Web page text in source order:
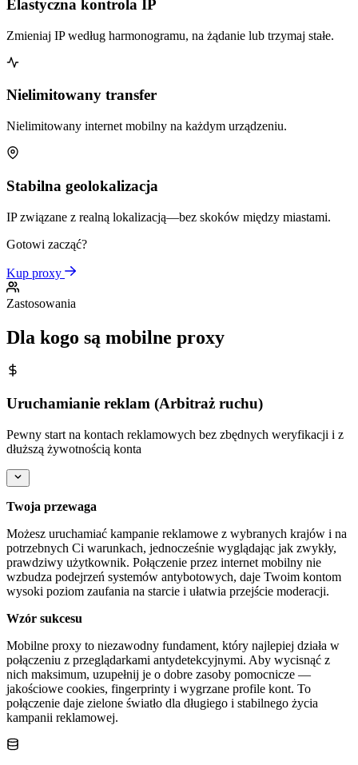
Elastyczna kontrola IP
Zmieniaj IP według harmonogramu, na żądanie lub trzymaj stałe.
Nielimitowany transfer
Nielimitowany internet mobilny na każdym urządzeniu.
Stabilna geolokalizacja
IP związane z realną lokalizacją—bez skoków między miastami.
Gotowi zacząć?
Kup proxy
Zastosowania
Dla kogo są mobilne proxy
Uruchamianie reklam (Arbitraż ruchu)
Pewny start na kontach reklamowych bez zbędnych weryfikacji i z
dłuższą żywotnością konta
Twoja przewaga
Możesz uruchamiać kampanie reklamowe z wybranych krajów i na
potrzebnych Ci warunkach, jednocześnie wyglądając jak zwykły,
prawdziwy użytkownik. Połączenie przez internet mobilny nie
wzbudza podejrzeń systemów antybotowych, daje Twoim kontom
wysoki poziom zaufania na starcie i ułatwia przejście moderacji.
Wzór sukcesu
Mobilne proxy to niezawodny fundament, który najlepiej działa w
połączeniu z przeglądarkami antydetekcyjnymi. Aby wycisnąć z
nich maksimum, uzupełnij je o dobre zasoby pomocnicze —
jakościowe cookies, fingerprinty i wygrzane profile kont. To
połączenie daje zielone światło dla długiego i stabilnego życia
kampanii reklamowej.